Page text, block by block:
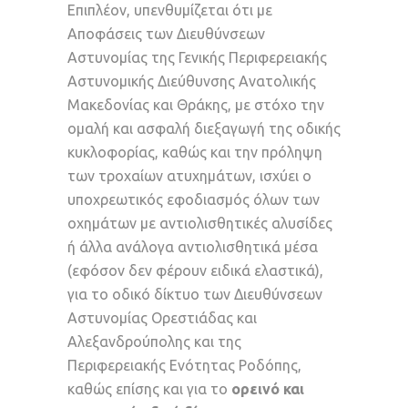
Επιπλέον, υπενθυμίζεται ότι με
Αποφάσεις των Διευθύνσεων
Αστυνομίας της Γενικής Περιφερειακής
Αστυνομικής Διεύθυνσης Ανατολικής
Μακεδονίας και Θράκης, με στόχο την
ομαλή και ασφαλή διεξαγωγή της οδικής
κυκλοφορίας, καθώς και την πρόληψη
των τροχαίων ατυχημάτων, ισχύει ο
υποχρεωτικός εφοδιασμός όλων των
οχημάτων με αντιολισθητικές αλυσίδες
ή άλλα ανάλογα αντιολισθητικά μέσα
(εφόσον δεν φέρουν ειδικά ελαστικά),
για το οδικό δίκτυο των Διευθύνσεων
Αστυνομίας Ορεστιάδας και
Αλεξανδρούπολης και της
Περιφερειακής Ενότητας Ροδόπης,
καθώς επίσης και για το ορεινό και